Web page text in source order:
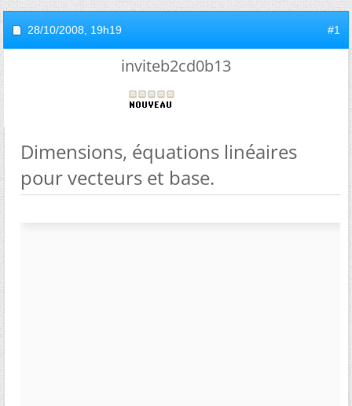
28/10/2008, 19h19 #1
inviteb2cd0b13
Dimensions, équations linéaires
pour vecteurs et base.